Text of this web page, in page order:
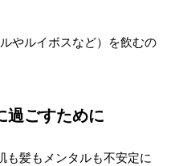
やルイボスなど）を飲むの
過ごすために
も髪もメンタルも不安定に